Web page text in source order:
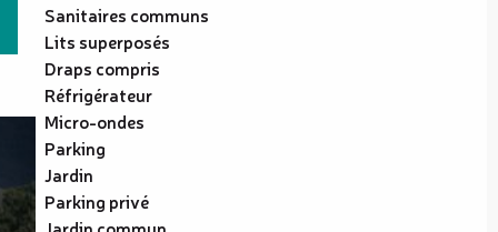
Sanitaires communs
Lits superposés
Draps compris
Réfrigérateur
Micro-ondes
Parking
Jardin
Parking privé